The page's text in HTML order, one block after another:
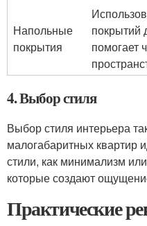
Напольные
покрытия
покрытий
помогает
4. Выбор стиля
Выбор стиля интерьера
малогабаритных квартир
стили, как минимализм
которые создают
Практические